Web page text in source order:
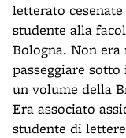
letterato
studente alla
Bologna. Non
passeggiare
un volume della
Era associato
studente di